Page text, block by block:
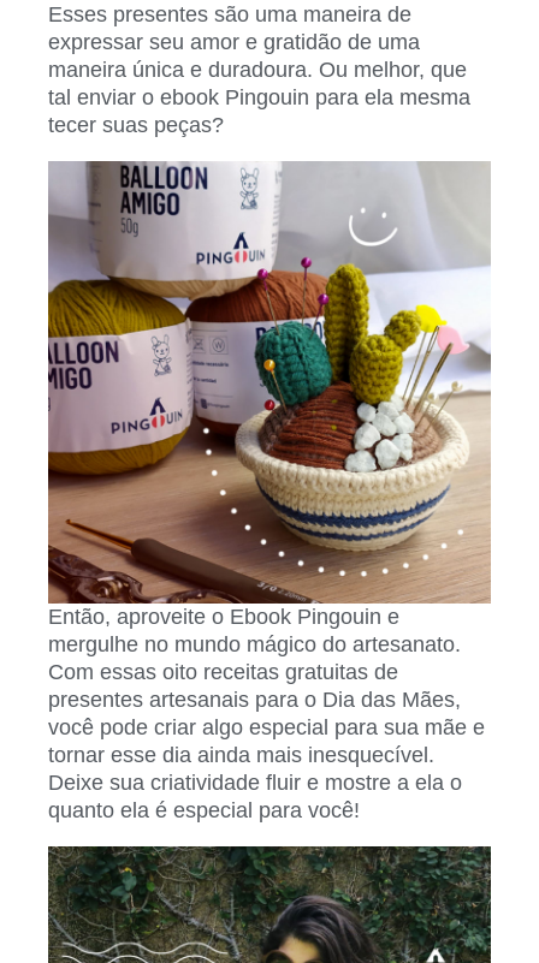
Esses presentes são uma maneira de
expressar seu amor e gratidão de uma
maneira única e duradoura. Ou melhor, que
tal enviar o ebook Pingouin para ela mesma
tecer suas peças?
Então, aproveite o Ebook Pingouin e
mergulhe no mundo mágico do artesanato.
Com essas oito receitas gratuitas de
presentes artesanais para o Dia das Mães,
você pode criar algo especial para sua mãe e
tornar esse dia ainda mais inesquecível.
Deixe sua criatividade fluir e mostre a ela o
quanto ela é especial para você!